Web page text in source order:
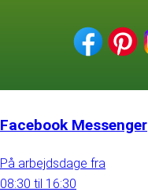
Facebook Messenger
På arbejdsdage fra
08:30 til 16:30